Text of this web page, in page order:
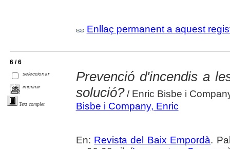
Enllaç permanent a aquest
6 / 6
seleccionar
imprimir
Text complet
Prevenció d'incendis a
solució?/ Enric Bisbe i
Bisbe i Company, Enric
En: Revista del Baix Empordà.